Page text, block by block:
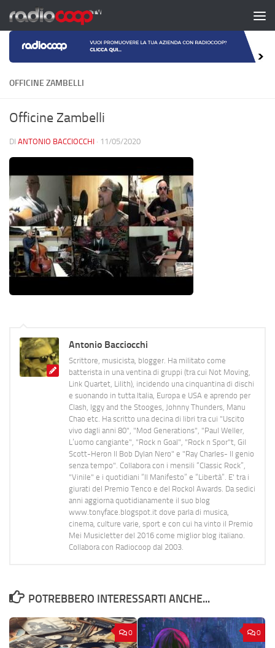
Salta al contenuto
OFFICINE ZAMBELLI
Officine Zambelli
DI ANTONIO BACCIOCCHI · 11/05/2020
Antonio Bacciocchi
Scrittore, musicista, blogger. Ha militato come
batterista in una ventina di gruppi (tra cui Not Moving,
Link Quartet, Lilith), incidendo una cinquantina di dischi
e suonando in tutta Italia, Europa e USA e aprendo per
Clash, Iggy and the Stooges, Johnny Thunders, Manu
Chao etc. Ha scritto una decina di libri tra cui "Uscito
vivo dagli anni 80", "Mod Generations", "Paul Weller,
L’uomo cangiante", "Rock n Goal", "Rock n Spor"t, Gil
Scott-Heron Il Bob Dylan Nero" e "Ray Charles- Il genio
senza tempo". Collabora con i mensili “Classic Rock”,
"Vinile" e i quotidiani “Il Manifesto” e “Libertà”. E' tra i
giurati del Premio Tenco e del Rockol Awards. Da sedici
anni aggiorna quotidianamente il suo blog
www.tonyface.blogspot.it dove parla di musica,
cinema, culture varie, sport e con cui ha vinto il Premio
Mei Musicletter del 2016 come miglior blog italiano.
Collabora con Radiocoop dal 2003.
POTREBBERO INTERESSARTI ANCHE...
0 0